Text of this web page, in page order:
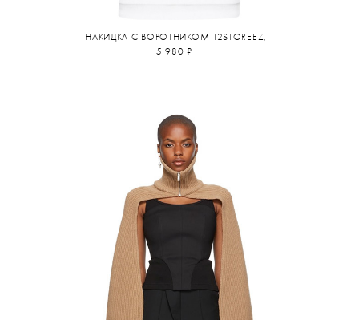
НАКИДКА С ВОРОТНИКОМ 12STOREEZ,
5 980 ₽